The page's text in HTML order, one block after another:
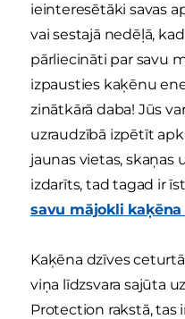
ieinteresētāki savas
vai sestajā nedēļā,
pārliecināti par savu
izpausties kaķēnu
zinātkārā daba! Jūs
uzraudzībā izpētīt
jaunas vietas, skaņas
izdarīts, tad tagad ir
savu mājokli
Kaķēna dzīves
viņa līdzsvara sajūta
Protection rakstā, tas